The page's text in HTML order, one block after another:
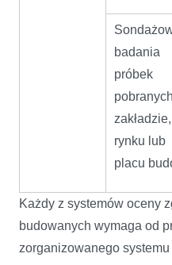
badania
próbek
rynku lub
placu
Każdy z systemów oceny
budowanych wymaga od
zorganizowanego